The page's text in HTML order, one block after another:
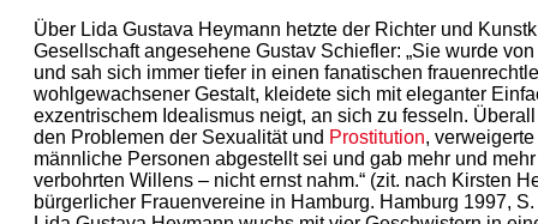
Über Lida Gustava Heymann hetzte der Richter und
Gesellschaft angesehene Gustav Schiefler: „Sie wurde
und sah sich immer tiefer in einen fanatischen
wohlgewachsener Gestalt, kleidete sich mit eleganter
exzentrischem Idealismus neigt, an sich zu fesseln.
den Problemen der Sexualität und Prostitution,
männliche Personen abgestellt sei und gab mehr und
verbohrten Willens – nicht ernst nahm.“ (zit. nach Kirsten
bürgerlicher Frauenvereine in Hamburg. Hamburg 1997, S.